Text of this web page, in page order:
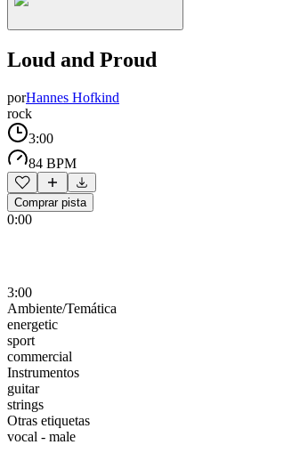
Loud and Proud
porHannes Hofkind
rock
3:00
84 BPM
Comprar pista
0:00
3:00
Ambiente/Temática
energetic
sport
commercial
Instrumentos
guitar
strings
Otras etiquetas
vocal - male